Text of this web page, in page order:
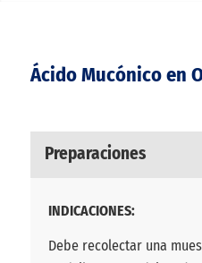
Ácido Mucónico en
Preparaciones
INDICACIONES:
Debe recolectar una